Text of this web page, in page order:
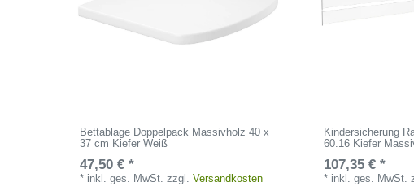
Bettablage Doppelpack Massivholz 40 x
37 cm Kiefer Weiß
47,50 € *
* inkl. ges. MwSt. zzgl.Versandkosten
Kindersicherung
60.16 Kiefer
107,35 € *
* inkl. ges. MwSt.